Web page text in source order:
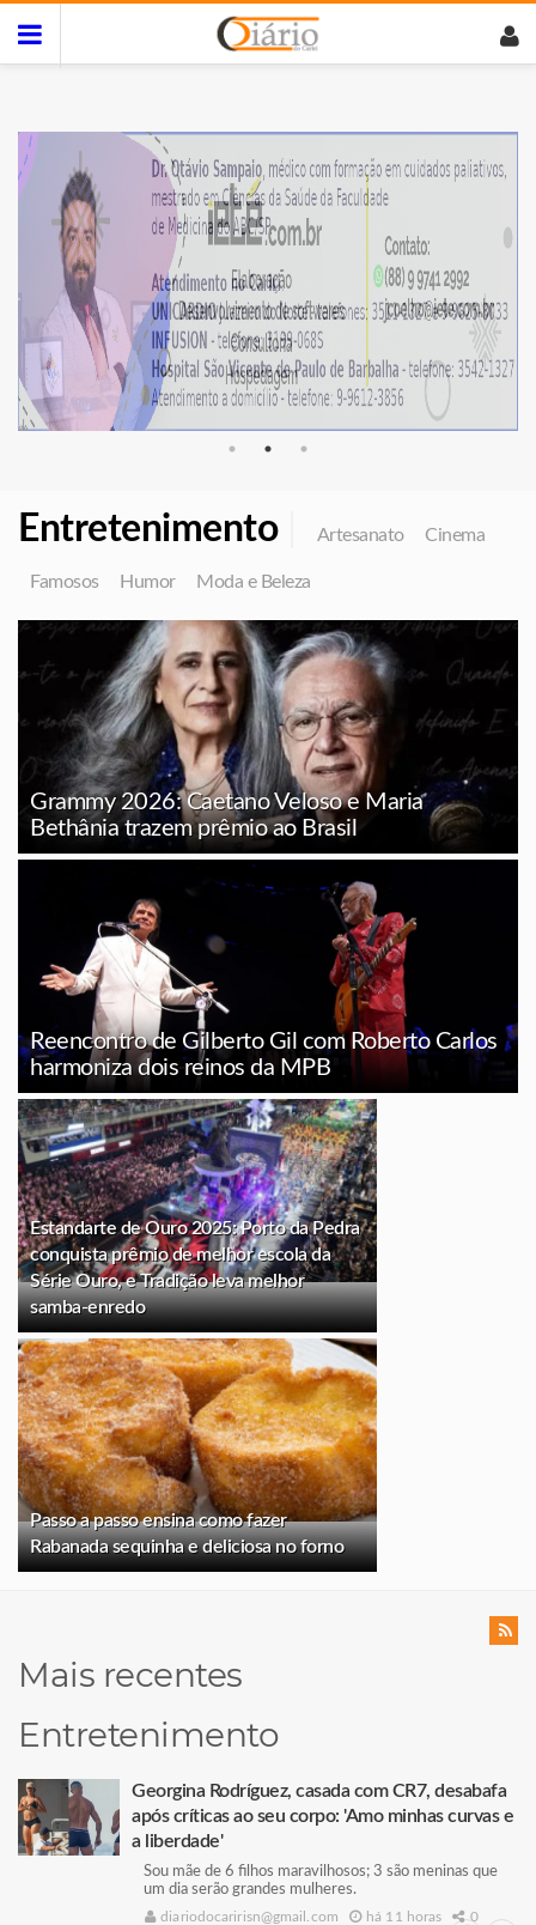
Entretenimento Artesanato Cinema
Famosos Humor Moda e Beleza
Grammy 2026: Caetano Veloso e Maria
Bethânia trazem prêmio ao Brasil
Reencontro de Gilberto Gil com Roberto Carlos
harmoniza dois reinos da MPB
Estandarte de Ouro 2025: Porto da Pedra
conquista prêmio de melhor escola da
Série Ouro, e Tradição leva melhor
samba-enredo
Passo a passo ensina como fazer
Rabanada sequinha e deliciosa no forno
Mais recentes
Entretenimento
Georgina Rodríguez, casada com CR7, desabafa
após críticas ao seu corpo: 'Amo minhas curvas e
a liberdade'
Sou mãe de 6 filhos maravilhosos; 3 são meninas que
um dia serão grandes mulheres.
diariodocaririsn@gmail.com há 11 horas
0